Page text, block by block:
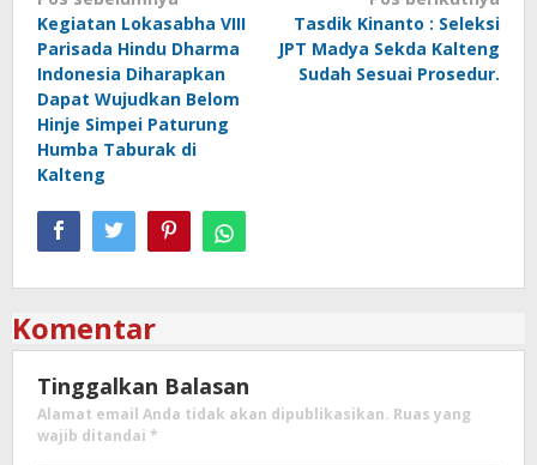
pos
Kegiatan Lokasabha VIII
Parisada Hindu Dharma
Indonesia Diharapkan
Dapat Wujudkan Belom
Hinje Simpei Paturung
Humba Taburak di
Kalteng
Tasdik Kinanto : Seleksi
JPT Madya Sekda Kalteng
Sudah Sesuai Prosedur.
Komentar
Tinggalkan Balasan
Alamat email Anda tidak akan dipublikasikan. Ruas yang
wajib ditandai *